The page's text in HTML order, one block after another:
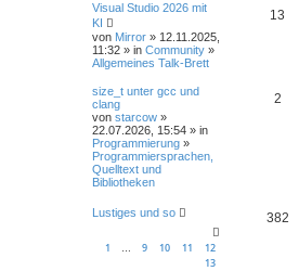
Visual Studio 2026 mit
KI
von Mirror » 12.11.2025,
11:32 » in Community »
Allgemeines Talk-Brett
13
size_t unter gcc und
clang
von starcow »
22.07.2026, 15:54 » in
Programmierung »
Programmiersprachen,
Quelltext und
Bibliotheken
2
Lustiges und so
1 … 9 10 11
12
13
382